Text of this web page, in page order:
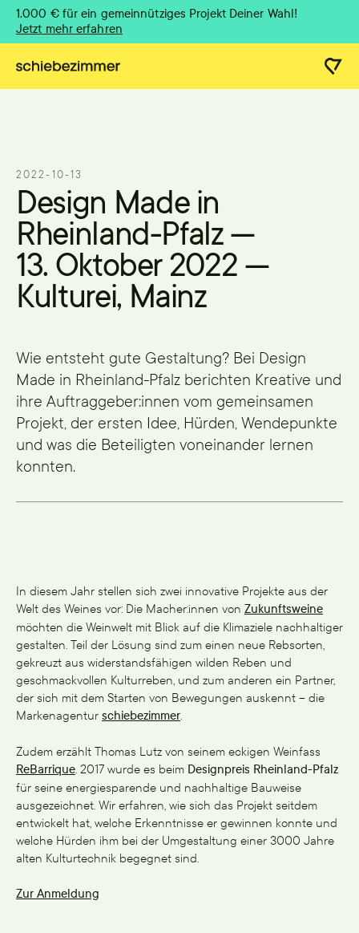
1.000 € für ein gemeinnütziges Projekt Deiner Wahl!
Jetzt mehr erfahren
2022-10-13
Design Made in
Rheinland-Pfalz —
13. Oktober 2022 —
Kulturei, Mainz
Wie entsteht gute Gestaltung? Bei Design
Made in Rheinland-Pfalz berichten Kreative und
ihre Auftraggeber:innen vom gemeinsamen
Projekt, der ersten Idee, Hürden, Wendepunkte
und was die Beteiligten voneinander lernen
konnten.
In diesem Jahr stellen sich zwei innovative Projekte aus der
Welt des Weines vor: Die Macher:innen von Zukunftsweine
möchten die Weinwelt mit Blick auf die Klimaziele nachhaltiger
gestalten. Teil der Lösung sind zum einen neue Rebsorten,
gekreuzt aus widerstandsfähigen wilden Reben und
geschmackvollen Kulturreben, und zum anderen ein Partner,
der sich mit dem Starten von Bewegungen auskennt – die
Markenagentur schiebezimmer
Zudem erzählt Thomas Lutz von seinem eckigen Weinfass
ReBarrique . 2017 wurde es beim Designpreis Rheinland-Pfalz
für seine energiesparende und nachhaltige Bauweise
ausgezeichnet. Wir erfahren, wie sich das Projekt seitdem
entwickelt hat, welche Erkenntnisse er gewinnen konnte und
welche Hürden ihm bei der Umgestaltung einer 3000 Jahre
alten Kulturtechnik begegnet sind.
Zur Anmeldung